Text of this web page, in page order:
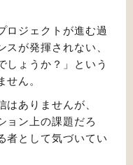
ロジェクトが進む過
が発揮されない、
しょうか？」という
ん。
ありませんが、
ョン上の課題だろ
者として気づいてい